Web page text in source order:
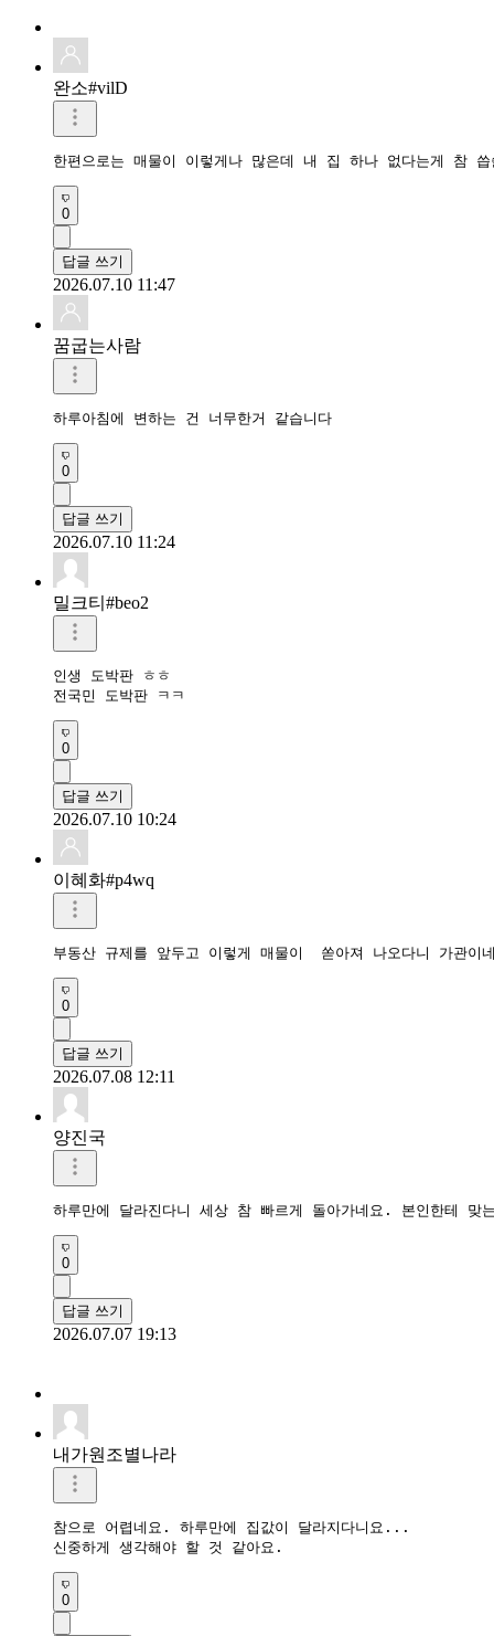
완소#vilD
한편으로는 매물이 이렇게나 많은데 내 집 하나 없다는게 참
0
답글 쓰기
2026.07.10 11:47
꿈굽는사람
하루아침에 변하는 건 너무한거 같습니다
0
답글 쓰기
2026.07.10 11:24
밀크티#beo2
인생 도박판 ㅎㅎ
전국민 도박판 ㅋㅋ
0
답글 쓰기
2026.07.10 10:24
이혜화#p4wq
부동산 규제를 앞두고 이렇게 매물이  쏟아져 나오다니 가관이
0
답글 쓰기
2026.07.08 12:11
양진국
하루만에 달라진다니 세상 참 빠르게 돌아가네요. 본인한테
0
답글 쓰기
2026.07.07 19:13
내가원조별나라
참으로 어렵네요. 하루만에 집값이 달라지다니요...
신중하게 생각해야 할 것 같아요.
0